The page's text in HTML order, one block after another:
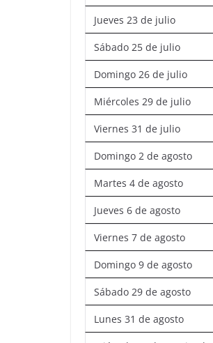
Jueves 23 de julio
Sábado 25 de julio
Domingo 26 de julio
Miércoles 29 de julio
Viernes 31 de julio
Domingo 2 de agosto
Martes 4 de agosto
Jueves 6 de agosto
Viernes 7 de agosto
Domingo 9 de agosto
Sábado 29 de agosto
Lunes 31 de agosto